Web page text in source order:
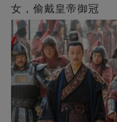
女，偷戴皇帝御冠